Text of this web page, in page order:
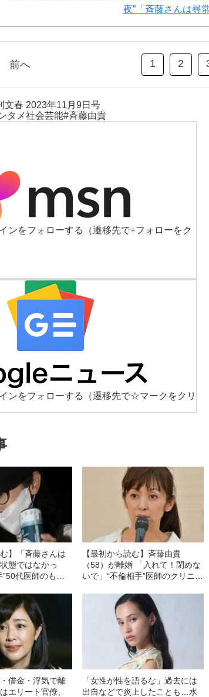
夜”「斉藤さんは尋
前へ 1 2
文春 2023年11月9日号
タメ社会芸能#斉藤由貴
ンをフォローする
（遷移先で+フォローをク
ンをフォローする
（遷移先で☆マークをクリ
】「斉藤さんは
態ではなかっ
代医師のもと
察出動トラブ
【最初から読む】斉藤由貴
（58）が離婚 「入れて！閉めな
いで」“不倫相手”医師のクリニッ
んは尋常ではない様子で…」
借金・浮気で離
エリート官僚、
「女性が性を語るな」過去には
出自などで炎上したことも…水